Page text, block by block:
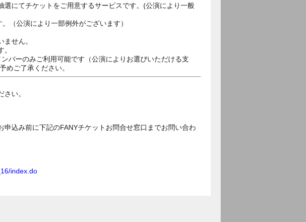
選にてチケットをご用意するサービスです。(公演により一般
（公演により一部例外がございます）
せん。
バーのみご利用可能です（公演によりお選びいただける支
めご了承ください。
い。
込み前に下記のFANYチケットお問合せ窓口までお問い合わ
index.do